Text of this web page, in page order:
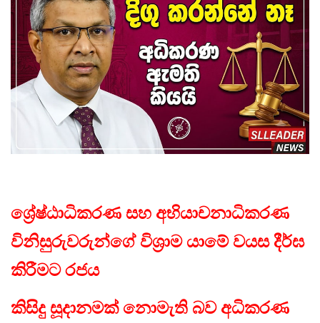
ශ්‍රේෂ්ඨාධිකරණ සහ අභියාචනාධිකරණ
විනිසුරුවරුන්ගේ විශ්‍රාම යාමේ වයස දීර්ඝ
කිරීමට රජය
කිසිදු සූදානමක් නොමැති බව අධිකරණ